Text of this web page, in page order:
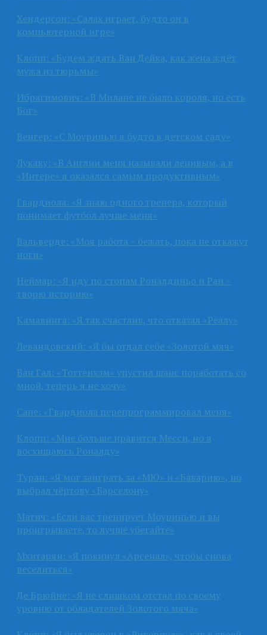
Хендерсон: «Салах играет, будто он в
компьютерной игре»
Клопп: «Будем ждать Ван Дейка, как жена ждёт
мужа из тюрьмы»
Ибрагимович: «В Милане не было короля, но есть
Бог»
Венгер: «С Моуринью я будто в детском саду»
Лукаку: «В Англии меня называли ленивым, а в
«Интере» я оказался самым продуктивным»
Гвардиола: «Я знаю одного тренера, который
понимает футбол лучше меня»
Вальверде: «Моя работа – бежать, пока не откажут
ноги»
Неймар: «Я иду по стопам Роналдиньо и Раи –
творю историю»
Камавинга: «Я так счастлив, что отказал «Реалу»
Левандовский: «Я бы отдал себе «Золотой мяч»
Ван Гал: «Тоттенхэм» упустил шанс поработать со
мной, теперь я не хочу»
Сане: «Гвардиола перепрограммировал меня»
Клопп: «Мне больше нравится Месси, но я
восхищаюсь Роналду»
Туран: «Я мог заиграть за «МЮ» и «Баварию», но
выбрал чёртову «Барселону»
Матич: «Если вас тренирует Моуринью и вы
проигрываете, то лучше убегайте»
Мхитарян: «Я покинул «Арсенал», чтобы снова
веселиться»
Де Брюйне: «Я не слишком отстал по своему
уровню от обладателей Золотого мяча»